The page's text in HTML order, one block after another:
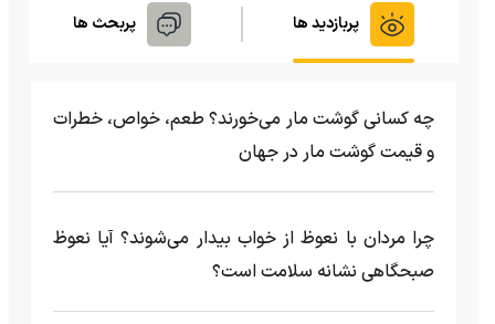
پربازدید ها پربحث ها
چه کسانی گوشت مار می‌خورند؟ طعم، خواص، خطرات
و قیمت گوشت مار در جهان
چرا مردان با نعوظ از خواب بیدار می‌شوند؟ آیا نعوظ
صبحگاهی نشانه سلامت است؟